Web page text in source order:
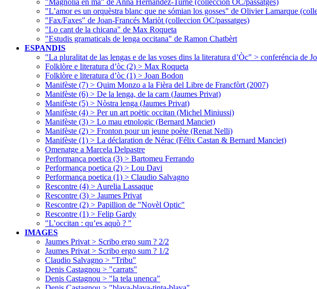
"Magnòlia en mà" de Anna Hernandez-Turné (colleccion OC/passatges)
"L’amor es un orquèstra blanc que ne sómian los gosses" de Olivier Lamarque
"Fax/Faxes" de Joan-Francés Mariòt (colleccion OC/passatges)
"Lo cant de la chicana" de Max Roqueta
"Estudis gramaticals de lenga occitana" de Ramon Chatbèrt
ESPANDIS
"La pluralitat de las lengas e de las voses dins la literatura d’Òc" > conferéncia de
Folklòre e literatura d’òc (2) > Max Roqueta
Folklòre e literatura d’òc (1) > Joan Bodon
Manifèste (7) > Quim Monzo a la Fièra del Libre de Francfòrt (2007)
Manifèste (6) > De la lenga, de la carn (Jaumes Privat)
Manifèste (5) > Nòstra lenga (Jaumes Privat)
Manifèste (4) > Per un art poëtic occitan (Michel Miniussi)
Manifèste (3) > Lo mau etnologic (Bernard Manciet)
Manifèste (2) > Fronton pour un jeune poète (Renat Nelli)
Manifèste (1) > La déclaration de Nérac (Félix Castan & Bernard Manciet)
Omenatge a Marcela Delpastre
Performança poetica (3) > Bartomeu Ferrando
Performança poetica (2) > Lou Davi
Performança poetica (1) > Claudio Salvagno
Rescontre (4) > Aurelia Lassaque
Rescontre (3) > Jaumes Privat
Rescontre (2) > Papillion de "Novèl Optic"
Rescontre (1) > Felip Gardy
"L’occitan : qu’es aquò ? "
IMAGES
Jaumes Privat > Scribo ergo sum ? 2/2
Jaumes Privat > Scribo ergo sum ? 1/2
Claudio Salvagno > "Tribu"
Denis Castagnou > "carrats"
Denis Castagnou > "la tela unenca"